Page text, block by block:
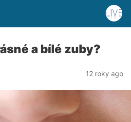
a bílé zuby?
12 roky ago